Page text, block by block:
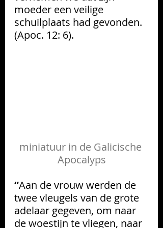
moeder een veilige
schuilplaats had gevonden.
(Apoc. 12: 6).
miniatuur in de Galicische
Apocalyps
“Aan de vrouw werden de
twee vleugels van de grote
adelaar gegeven, om naar
de woestijn te vliegen, naar